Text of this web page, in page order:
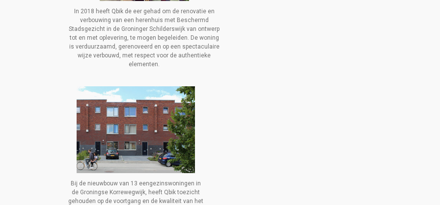
In 2018 heeft Qbik de eer gehad om de renovatie en
verbouwing van een herenhuis met Beschermd
Stadsgezicht in de Groninger Schilderswijk van ontwerp
tot en met oplevering, te mogen begeleiden. De woning
is verduurzaamd, gerenoveerd en op een spectaculaire
wijze verbouwd, met respect voor de authentieke
elementen.
Bij de nieuwbouw van 13 eengezinswoningen in
de Groningse Korrewegwijk, heeft Qbik toezicht
gehouden op de voortgang en de kwaliteit van het